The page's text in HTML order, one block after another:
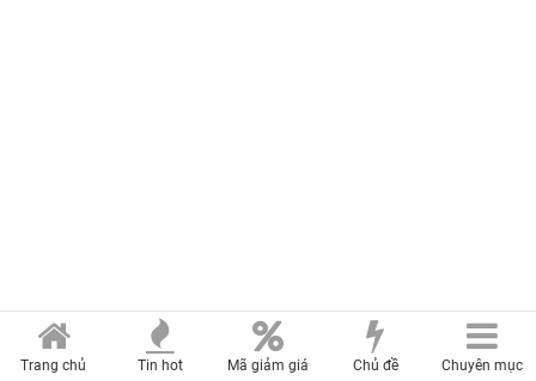
Trang chủ Tin hot Mã giảm giá Chủ đề Chuyên mục